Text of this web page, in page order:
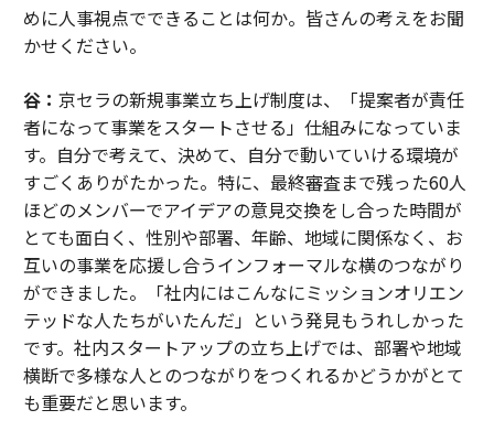
めに人事視点でできることは何か。皆さんの考えをお聞
かせください。
谷： 京セラの新規事業立ち上げ制度は、「提案者が責任
者になって事業をスタートさせる」仕組みになっていま
す。自分で考えて、決めて、自分で動いていける環境が
すごくありがたかった。特に、最終審査まで残った60人
ほどのメンバーでアイデアの意見交換をし合った時間が
とても面白く、性別や部署、年齢、地域に関係なく、お
互いの事業を応援し合うインフォーマルな横のつながり
ができました。「社内にはこんなにミッションオリエン
テッドな人たちがいたんだ」という発見もうれしかった
です。社内スタートアップの立ち上げでは、部署や地域
横断で多様な人とのつながりをつくれるかどうかがとて
も重要だと思います。